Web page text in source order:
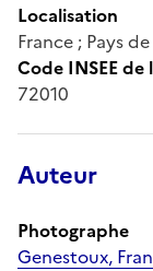
Localisation
France ; Pays
Code INSEE
72010
Auteur
Photographe
Genestoux,